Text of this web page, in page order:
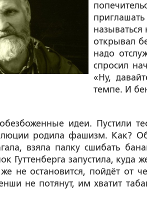
открывал
надо
спросил
«Ну,
темпе. И
идеи. Пустили
родила фашизм. Как?
взяла палку сшибать
Гуттенберга запустила, куда
не остановится, пойдёт от
не потянут, им хватит